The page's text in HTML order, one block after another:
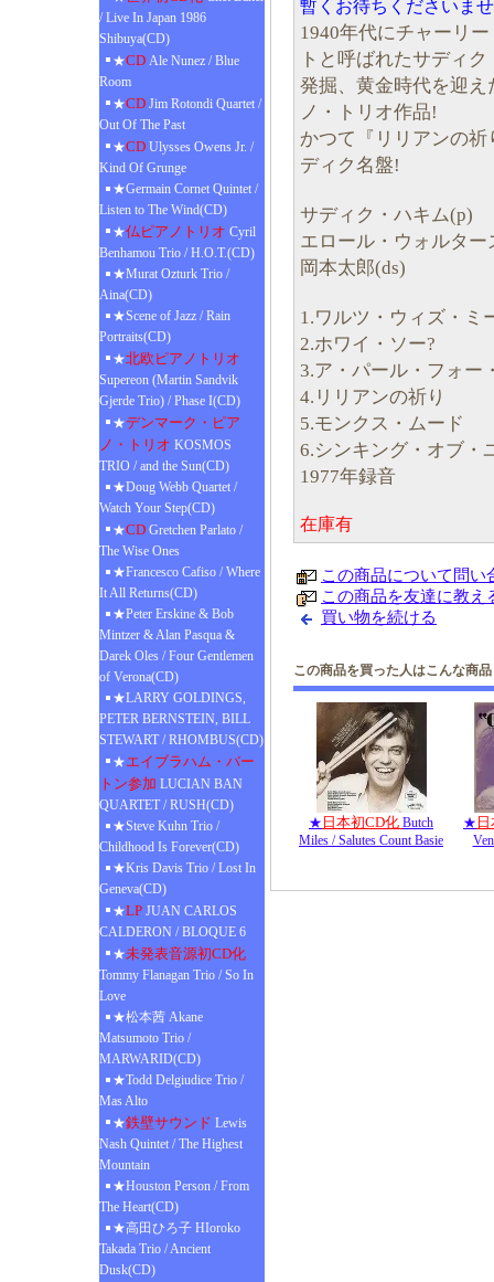
/ Live In Japan 1986
Shibuya(CD)
★CD Ale Nunez / Blue
Room
★CD Jim Rotondi Quartet /
Out Of The Past
★CD Ulysses Owens Jr. /
Kind Of Grunge
★Germain Cornet Quintet /
Listen to The Wind(CD)
★仏ピアノトリオ Cyril
Benhamou Trio / H.O.T.(CD)
★Murat Ozturk Trio /
Aina(CD)
★Scene of Jazz / Rain
Portraits(CD)
★北欧ピアノトリオ
Supereon (Martin Sandvik
Gjerde Trio) / Phase I(CD)
★デンマーク・ピア
ノ・トリオ KOSMOS
TRIO / and the Sun(CD)
★Doug Webb Quartet /
Watch Your Step(CD)
★CD Gretchen Parlato /
The Wise Ones
★Francesco Cafiso / Where
It All Returns(CD)
★Peter Erskine & Bob
Mintzer & Alan Pasqua &
Darek Oles / Four Gentlemen
of Verona(CD)
★LARRY GOLDINGS,
PETER BERNSTEIN, BILL
STEWART / RHOMBUS(CD)
★エイブラハム・バー
トン参加 LUCIAN BAN
QUARTET / RUSH(CD)
★Steve Kuhn Trio /
Childhood Is Forever(CD)
★Kris Davis Trio / Lost In
Geneva(CD)
★LP JUAN CARLOS
CALDERON / BLOQUE 6
★未発表音源初CD化
Tommy Flanagan Trio / So In
Love
★松本茜 Akane
Matsumoto Trio /
MARWARID(CD)
★Todd Delgiudice Trio /
Mas Alto
★鉄壁サウンド Lewis
Nash Quintet / The Highest
Mountain
★Houston Person / From
The Heart(CD)
★高田ひろ子 HIoroko
Takada Trio / Ancient
Dusk(CD)
暫くお待ちくださいま
1940年代にチャーリ
トと呼ばれたサディ
発掘、黄金時代を迎
ノ・トリオ作品!
かつて『リリアンの
ディク名盤!
サディク・ハキム(p)
エロール・ウォルター
岡本太郎(ds)
1.ワルツ・ウィズ・ミ
2.ホワイ・ソー?
3.ア・パール・フォー
4.リリアンの祈り
5.モンクス・ムード
6.シンキング・オブ・
1977年録音
在庫有
この商品について問い
この商品を友達に教え
買い物を続ける
この商品を買った人はこんな商
★ 日本初CD化 Butch
Miles / Salutes Count Basie
★